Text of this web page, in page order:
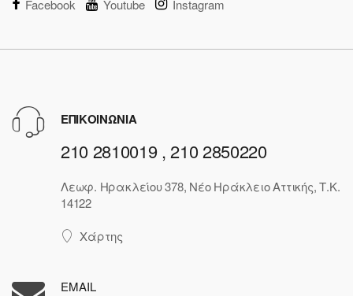
Facebook Youtube Instagram
ΕΠΙΚΟΙΝΩΝΙΑ
210 2810019 , 210 2850220
Λεωφ. Ηρακλείου 378, Νέο Ηράκλειο Αττικής, Τ.Κ.
14122
Χάρτης
EMAIL